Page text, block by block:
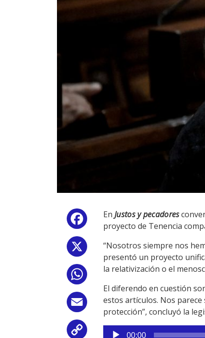
Facebook
Email
En Justos y pecadores
proyecto de Tenencia
“Nosotros siempre nos
presentó un proyecto
la relativización o el
El diferendo en cuestión
estos artículos. Nos
protección”, concluyó la
Reproductor
00:00